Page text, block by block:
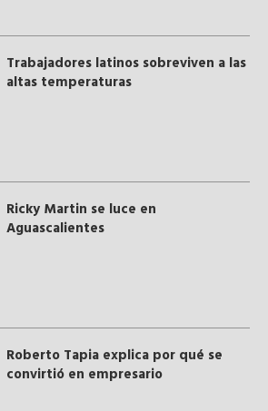
Trabajadores latinos sobreviven a las
altas temperaturas
Ricky Martin se luce en
Aguascalientes
Roberto Tapia explica por qué se
convirtió en empresario